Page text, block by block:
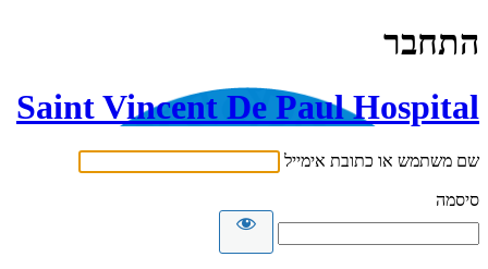
התחבר
Saint Vincent De Paul Hospital
שם משתמש או כתובת אימייל
סיסמה